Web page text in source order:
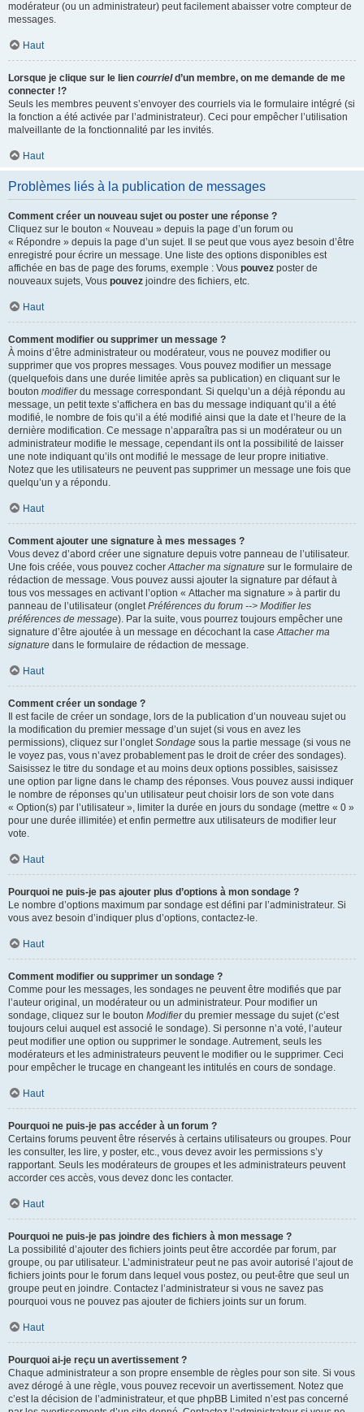
modérateur (ou un administrateur) peut facilement abaisser votre compteur de
messages.
Haut
Lorsque je clique sur le lien courrield’un membre, on me demande de me
connecter !?
Seuls les membres peuvent s’envoyer des courriels via le formulaire intégré (si
la fonction a été activée par l’administrateur). Ceci pour empêcher l’utilisation
malveillante de la fonctionnalité par les invités.
Haut
Problèmes liés à la publication de messages
Comment créer un nouveau sujet ou poster une réponse ?
Cliquez sur le bouton « Nouveau » depuis la page d’un forum ou
« Répondre » depuis la page d’un sujet. Il se peut que vous ayez besoin d’être
enregistré pour écrire un message. Une liste des options disponibles est
affichée en bas de page des forums, exemple : Vous pouvez poster de
nouveaux sujets, Vous pouvez joindre des fichiers, etc.
Haut
Comment modifier ou supprimer un message ?
À moins d’être administrateur ou modérateur, vous ne pouvez modifier ou
supprimer que vos propres messages. Vous pouvez modifier un message
(quelquefois dans une durée limitée après sa publication) en cliquant sur le
bouton modifierdu message correspondant. Si quelqu’un a déjà répondu au
message, un petit texte s’affichera en bas du message indiquant qu’il a été
modifié, le nombre de fois qu’il a été modifié ainsi que la date et l’heure de la
dernière modification. Ce message n’apparaîtra pas si un modérateur ou un
administrateur modifie le message, cependant ils ont la possibilité de laisser
une note indiquant qu’ils ont modifié le message de leur propre initiative.
Notez que les utilisateurs ne peuvent pas supprimer un message une fois que
quelqu’un y a répondu.
Haut
Comment ajouter une signature à mes messages ?
Vous devez d’abord créer une signature depuis votre panneau de l’utilisateur.
Une fois créée, vous pouvez cocherAttacher ma signature sur le formulaire de
rédaction de message. Vous pouvez aussi ajouter la signature par défaut à
tous vos messages en activant l’option « Attacher ma signature » à partir du
panneau de l’utilisateur (ongletPréférences du forum --> Modifier les
préférences de message). Par la suite, vous pourrez toujours empêcher une
signature d’être ajoutée à un message en décochant la caseAttacher ma
signature dans le formulaire de rédaction de message.
Haut
Comment créer un sondage ?
Il est facile de créer un sondage, lors de la publication d’un nouveau sujet ou
la modification du premier message d’un sujet (si vous en avez les
permissions), cliquez sur l’ongletSondage sous la partie message (si vous ne
le voyez pas, vous n’avez probablement pas le droit de créer des sondages).
Saisissez le titre du sondage et au moins deux options possibles, saisissez
une option par ligne dans le champ des réponses. Vous pouvez aussi indiquer
le nombre de réponses qu’un utilisateur peut choisir lors de son vote dans
« Option(s) par l’utilisateur », limiter la durée en jours du sondage (mettre « 0 »
pour une durée illimitée) et enfin permettre aux utilisateurs de modifier leur
vote.
Haut
Pourquoi ne puis-je pas ajouter plus d’options à mon sondage ?
Le nombre d’options maximum par sondage est défini par l’administrateur. Si
vous avez besoin d’indiquer plus d’options, contactez-le.
Haut
Comment modifier ou supprimer un sondage ?
Comme pour les messages, les sondages ne peuvent être modifiés que par
l’auteur original, un modérateur ou un administrateur. Pour modifier un
sondage, cliquez sur le bouton Modifierdu premier message du sujet (c’est
toujours celui auquel est associé le sondage). Si personne n’a voté, l’auteur
peut modifier une option ou supprimer le sondage. Autrement, seuls les
modérateurs et les administrateurs peuvent le modifier ou le supprimer. Ceci
pour empêcher le trucage en changeant les intitulés en cours de sondage.
Haut
Pourquoi ne puis-je pas accéder à un forum ?
Certains forums peuvent être réservés à certains utilisateurs ou groupes. Pour
les consulter, les lire, y poster, etc., vous devez avoir les permissions s’y
rapportant. Seuls les modérateurs de groupes et les administrateurs peuvent
accorder ces accès, vous devez donc les contacter.
Haut
Pourquoi ne puis-je pas joindre des fichiers à mon message ?
La possibilité d’ajouter des fichiers joints peut être accordée par forum, par
groupe, ou par utilisateur. L’administrateur peut ne pas avoir autorisé l’ajout de
fichiers joints pour le forum dans lequel vous postez, ou peut-être que seul un
groupe peut en joindre. Contactez l’administrateur si vous ne savez pas
pourquoi vous ne pouvez pas ajouter de fichiers joints sur un forum.
Haut
Pourquoi ai-je reçu un avertissement ?
Chaque administrateur a son propre ensemble de règles pour son site. Si vous
avez dérogé à une règle, vous pouvez recevoir un avertissement. Notez que
c’est la décision de l’administrateur, et que phpBB Limited n’est pas concerné